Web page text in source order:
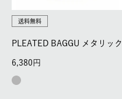
送料無料
PLEATED BAGGU メタリック
6,380